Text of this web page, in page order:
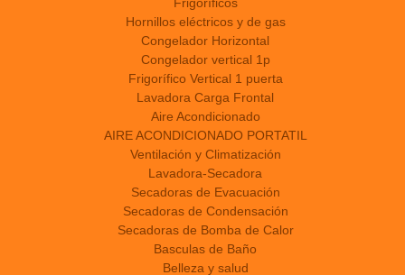
Frigoríficos
Hornillos eléctricos y de gas
Congelador Horizontal
Congelador vertical 1p
Frigorífico Vertical 1 puerta
Lavadora Carga Frontal
Aire Acondicionado
AIRE ACONDICIONADO PORTATIL
Ventilación y Climatización
Lavadora-Secadora
Secadoras de Evacuación
Secadoras de Condensación
Secadoras de Bomba de Calor
Basculas de Baño
Belleza y salud